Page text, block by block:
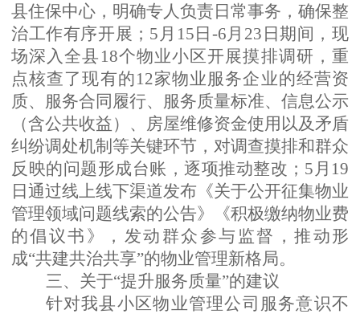
县住保中心，明确专人负责日常事务，确保整
治工作有序开展；5月15日-6月23日期间，现
场深入全县18个物业小区开展摸排调研，重
点核查了现有的12家物业服务企业的经营资
质、服务合同履行、服务质量标准、信息公示
（含公共收益）、房屋维修资金使用以及矛盾
纠纷调处机制等关键环节，对调查摸排和群众
反映的问题形成台账，逐项推动整改；5月19
日通过线上线下渠道发布《关于公开征集物业
管理领域问题线索的公告》《积极缴纳物业费
的倡议书》，发动群众参与监督，推动形
成“共建共治共享”的物业管理新格局。
三、关于“提升服务质量”的建议
针对我县小区物业管理公司服务意识不